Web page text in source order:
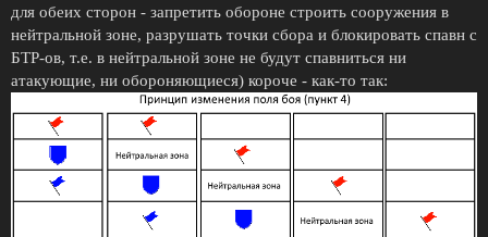
для обеих сторон - запретить обороне строить сооружения в
нейтральной зоне, разрушать точки сбора и блокировать спавн с
БТР-ов, т.е. в нейтральной зоне не будут спавниться ни
атакующие, ни обороняющиеся) короче - как-то так: